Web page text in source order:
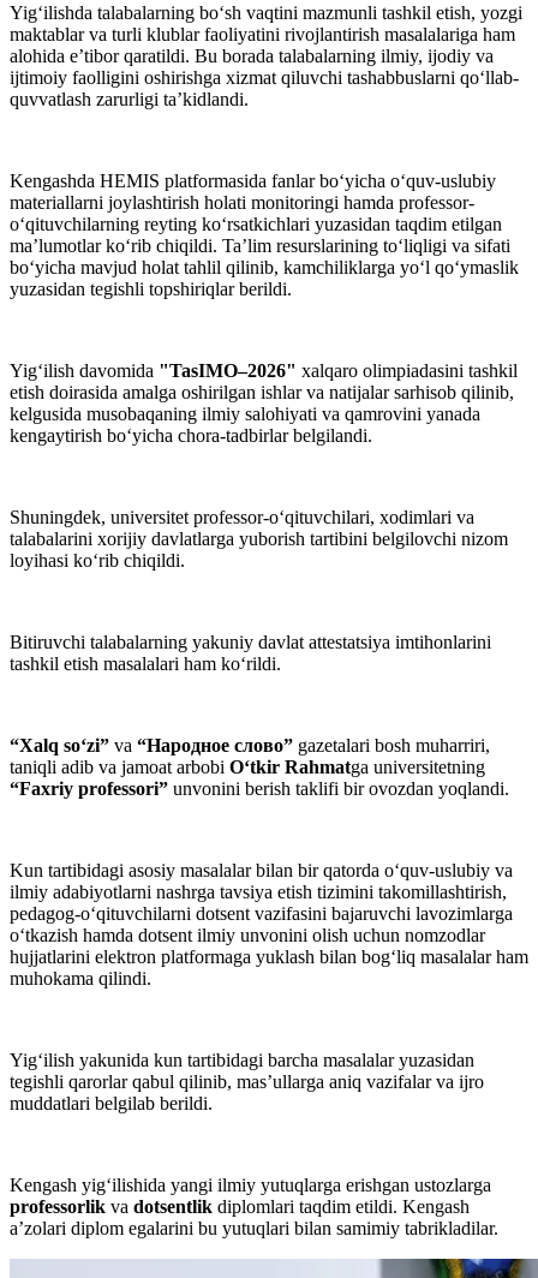
Yig‘ilishda talabalarning bo‘sh vaqtini mazmunli tashkil etish, yozgi
maktablar va turli klublar faoliyatini rivojlantirish masalalariga ham
alohida e’tibor qaratildi. Bu borada talabalarning ilmiy, ijodiy va
ijtimoiy faolligini oshirishga xizmat qiluvchi tashabbuslarni qo‘llab-
quvvatlash zarurligi ta’kidlandi.
Kengashda HEMIS platformasida fanlar bo‘yicha o‘quv-uslubiy
materiallarni joylashtirish holati monitoringi hamda professor-
o‘qituvchilarning reyting ko‘rsatkichlari yuzasidan taqdim etilgan
ma’lumotlar ko‘rib chiqildi. Ta’lim resurslarining to‘liqligi va sifati
bo‘yicha mavjud holat tahlil qilinib, kamchiliklarga yo‘l qo‘ymaslik
yuzasidan tegishli topshiriqlar berildi.
Yig‘ilish davomida "TasIMO–2026" xalqaro olimpiadasini tashkil
etish doirasida amalga oshirilgan ishlar va natijalar sarhisob qilinib,
kelgusida musobaqaning ilmiy salohiyati va qamrovini yanada
kengaytirish bo‘yicha chora-tadbirlar belgilandi.
Shuningdek, universitet professor-o‘qituvchilari, xodimlari va
talabalarini xorijiy davlatlarga yuborish tartibini belgilovchi nizom
loyihasi ko‘rib chiqildi.
Bitiruvchi talabalarning yakuniy davlat attestatsiya imtihonlarini
tashkil etish masalalari ham ko‘rildi.
“Xalq so‘zi” va “Народное слово” gazetalari bosh muharriri,
taniqli adib va jamoat arbobi O‘tkir Rahmatga universitetning
“Faxriy professori” unvonini berish taklifi bir ovozdan yoqlandi.
Kun tartibidagi asosiy masalalar bilan bir qatorda o‘quv-uslubiy va
ilmiy adabiyotlarni nashrga tavsiya etish tizimini takomillashtirish,
pedagog-o‘qituvchilarni dotsent vazifasini bajaruvchi lavozimlarga
o‘tkazish hamda dotsent ilmiy unvonini olish uchun nomzodlar
hujjatlarini elektron platformaga yuklash bilan bog‘liq masalalar ham
muhokama qilindi.
Yig‘ilish yakunida kun tartibidagi barcha masalalar yuzasidan
tegishli qarorlar qabul qilinib, mas’ullarga aniq vazifalar va ijro
muddatlari belgilab berildi.
Kengash yig‘ilishida yangi ilmiy yutuqlarga erishgan ustozlarga
professorlik va dotsentlik diplomlari taqdim etildi. Kengash
aʼzolari diplom egalarini bu yutuqlari bilan samimiy tabrikladilar.